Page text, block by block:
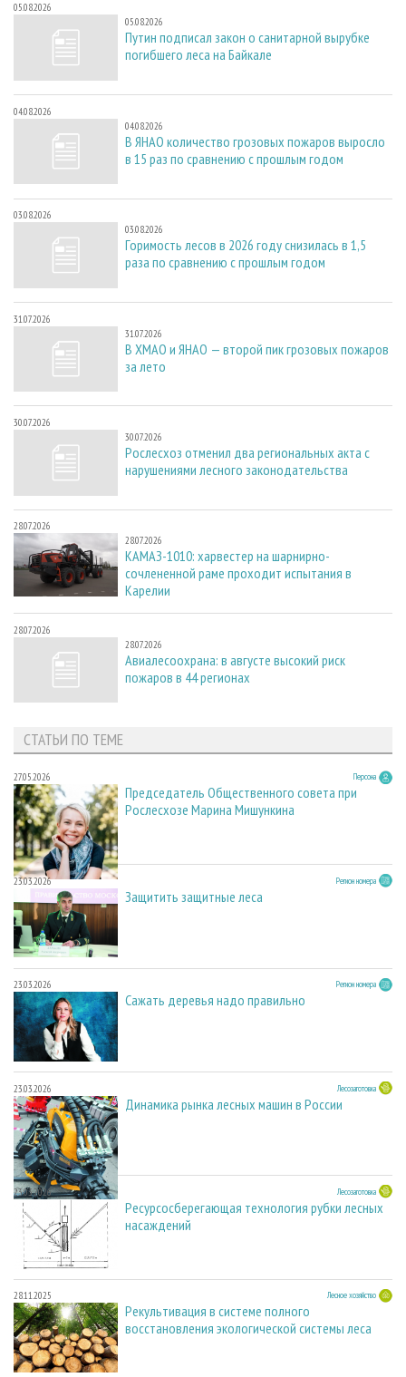
05.08.2026
05.08.2026
Путин подписал закон о санитарной вырубке
погибшего леса на Байкале
04.08.2026
04.08.2026
В ЯНАО количество грозовых пожаров выросло
в 15 раз по сравнению с прошлым годом
03.08.2026
03.08.2026
Горимость лесов в 2026 году снизилась в 1,5
раза по сравнению с прошлым годом
31.07.2026
31.07.2026
В ХМАО и ЯНАО — второй пик грозовых пожаров
за лето
30.07.2026
30.07.2026
Рослесхоз отменил два региональных акта с
нарушениями лесного законодательства
28.07.2026
28.07.2026
КАМАЗ-1010: харвестер на шарнирно-
сочлененной раме проходит испытания в
Карелии
28.07.2026
28.07.2026
Авиалесоохрана: в августе высокий риск
пожаров в 44 регионах
СТАТЬИ ПО ТЕМЕ
27.05.2026 Персона
Председатель Общественного совета при
Рослесхозе Марина Мишункина
23.03.2026 Регион номера
Защитить защитные леса
23.03.2026 Регион номера
Сажать деревья надо правильно
23.03.2026 Лесозаготовка
Динамика рынка лесных машин в России
23.03.2026 Лесозаготовка
Ресурсосберегающая технология рубки лесных
насаждений
28.11.2025 Лесное хозяйство
Рекультивация в системе полного
восстановления экологической системы леса